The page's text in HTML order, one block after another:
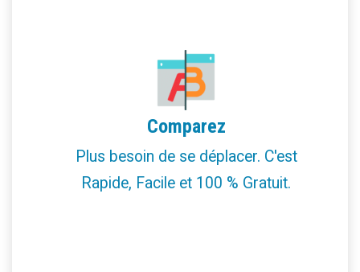
Comparez
Plus besoin de se déplacer. C'est
Rapide, Facile et 100 % Gratuit.